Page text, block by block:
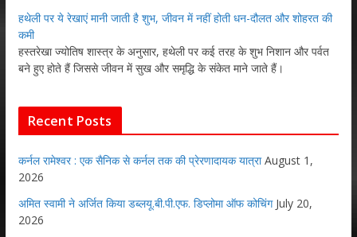
हथेली पर ये रेखाएं मानी जाती है शुभ, जीवन में नहीं होती धन-दौलत और शोहरत की
कमी
हस्तरेखा ज्योतिष शास्त्र के अनुसार, हथेली पर कई तरह के शुभ निशान और पर्वत
बने हुए होते हैं जिससे जीवन में सुख और समृद्धि के संकेत माने जाते हैं।
Recent Posts
कर्नल रामेश्वर : एक सैनिक से कर्नल तक की प्रेरणादायक यात्रा August 1,
2026
अमित स्वामी ने अर्जित किया डब्लयू.बी.पी.एफ. डिप्लोमा ऑफ कोचिंग July 20,
2026